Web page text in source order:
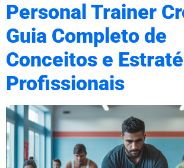
Personal Trainer
Guia Completo de
Conceitos e
Profissionais